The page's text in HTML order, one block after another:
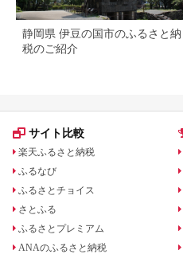
静岡県 伊豆の国市のふるさと納
税のご紹介
サイト比較
楽天ふるさと納税
ふるなび
ふるさとチョイス
さとふる
ふるさとプレミアム
ANAのふるさと納税